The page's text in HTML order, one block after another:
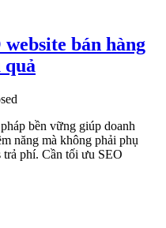
bán hàng
quả
bền vững giúp doanh
năng mà không phải phụ
trả phí. Cần tối ưu SEO